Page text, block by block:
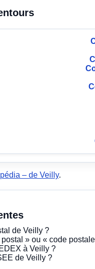
– de Veilly.
de Veilly ?
» ou « code
à Veilly ?
de Veilly ?